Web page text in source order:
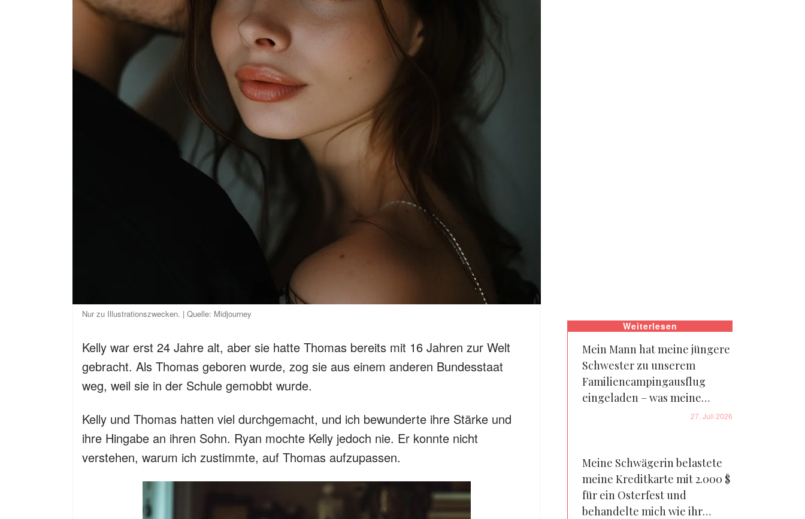
Nur zu Illustrationszwecken. | Quelle: Midjourney
Kelly war erst 24 Jahre alt, aber sie hatte Thomas bereits mit 16 Jahren zur Welt
gebracht. Als Thomas geboren wurde, zog sie aus einem anderen Bundesstaat
weg, weil sie in der Schule gemobbt wurde.
Kelly und Thomas hatten viel durchgemacht, und ich bewunderte ihre Stärke und
ihre Hingabe an ihren Sohn. Ryan mochte Kelly jedoch nie. Er konnte nicht
verstehen, warum ich zustimmte, auf Thomas aufzupassen.
Weiterlesen
Mein Mann hat meine jüngere
Schwester zu unserem
Familiencampingausflug
eingeladen – was meine
fünfjährige Tochter über
Adern gefrieren
27. Juli 2026
Meine Schwägerin belastete
meine Kreditkarte mit 2.000 $
für ein Osterfest und
behandelte mich wie ihr